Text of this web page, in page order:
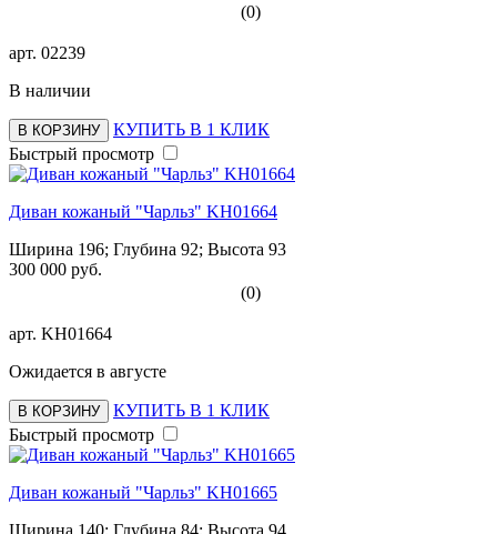
(0)
арт. 02239
В наличии
В КОРЗИНУ
КУПИТЬ В 1 КЛИК
Быстрый просмотр
Диван кожаный "Чарльз" KH01664
Ширина 196; Глубина 92; Высота 93
300 000 руб.
(0)
арт. KH01664
Ожидается в августе
В КОРЗИНУ
КУПИТЬ В 1 КЛИК
Быстрый просмотр
Диван кожаный "Чарльз" KH01665
Ширина 140; Глубина 84; Высота 94